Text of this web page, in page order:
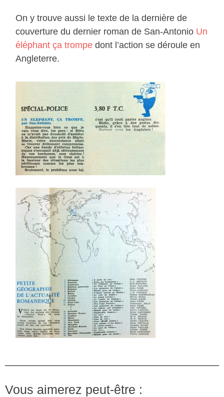
On y trouve aussi le texte de la dernière de
couverture du dernier roman de San-Antonio Un
éléphant ça trompe dont l’action se déroule en
Angleterre.
Vous aimerez peut-être :